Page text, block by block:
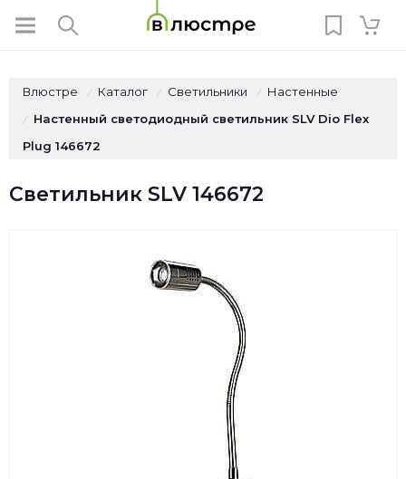
Влюстре / Каталог / Светильники / Настенные
/
Настенный светодиодный светильник SLV Dio Flex
Plug 146672
Светильник SLV 146672